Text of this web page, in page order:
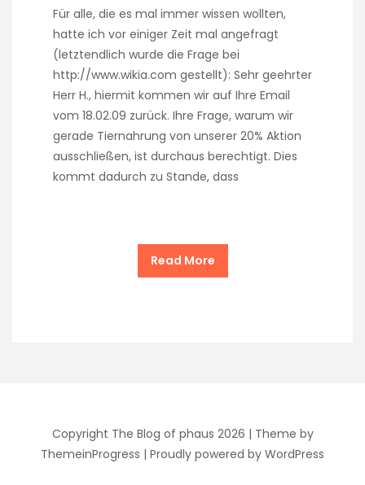
Für alle, die es mal immer wissen wollten,
hatte ich vor einiger Zeit mal angefragt
(letztendlich wurde die Frage bei
http://www.wikia.com gestellt): Sehr geehrter
Herr H., hiermit kommen wir auf Ihre Email
vom 18.02.09 zurück. Ihre Frage, warum wir
gerade Tiernahrung von unserer 20% Aktion
ausschließen, ist durchaus berechtigt. Dies
kommt dadurch zu Stande, dass
Read More
Copyright The Blog of phaus 2026 | Theme by
ThemeinProgress | Proudly powered by WordPress